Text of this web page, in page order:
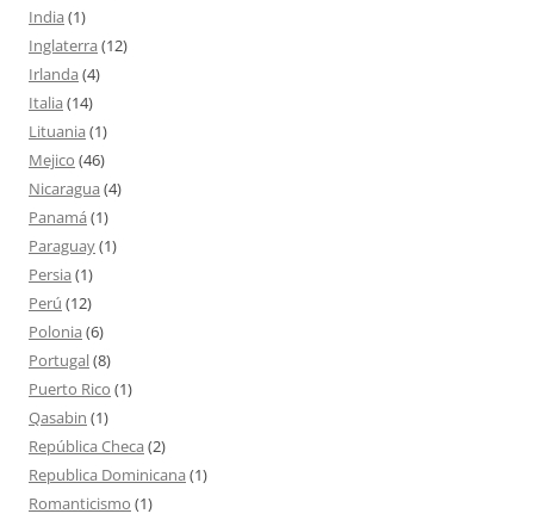
India (1)
Inglaterra (12)
Irlanda (4)
Italia (14)
Lituania (1)
Mejico (46)
Nicaragua (4)
Panamá (1)
Paraguay(1)
Persia (1)
Perú (12)
Polonia (6)
Portugal(8)
Puerto Rico (1)
Qasabin (1)
República Checa (2)
Republica Dominicana (1)
Romanticismo (1)